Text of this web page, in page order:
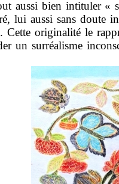
aussi bien intituler
lui aussi sans doute
Cette originalité le
un surréalisme